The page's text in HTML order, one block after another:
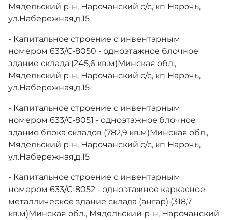
Мядельский р-н, Нарочанский с/с, кп Нарочь,
ул.Набережная,д.15
- Капитальное строение с инвентарным
номером 633/С-8050 - одноэтажное блочное
здание склада (245,6 кв.м)Минская обл.,
Мядельский р-н, Нарочанский с/с, кп Нарочь,
ул.Набережная,д.15
- Капитальное строение с инвентарным
номером 633/С-8051 - одноэтажное блочное
здание блока складов (782,9 кв.м)Минская обл.,
Мядельский р-н, Нарочанский с/с, кп Нарочь,
ул.Набережная,д.15
- Капитальное строение с инвентарным
номером 633/С-8052 - одноэтажное каркасное
металлическое здание склада (ангар) (318,7
кв.м)Минская обл., Мядельский р-н, Нарочанский